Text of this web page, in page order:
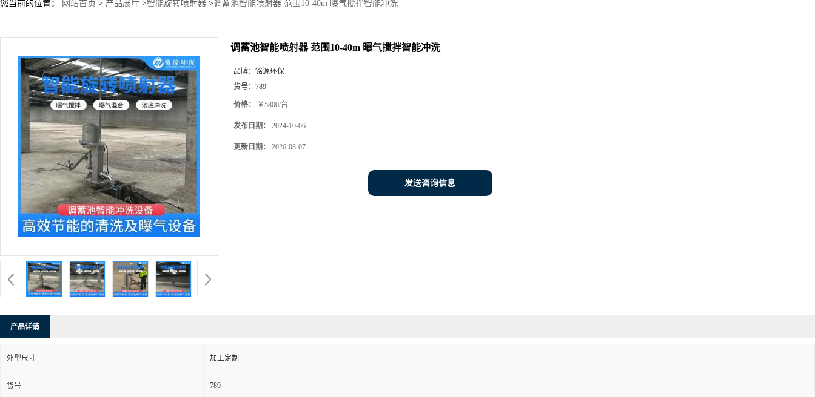
您当前的位置： 网站首页 > 产品展厅 >智能旋转喷射器 >调蓄池智能喷射器 范围10-40m 曝气搅拌智能冲洗
调蓄池智能喷射器 范围10-40m 曝气搅拌智能冲洗
品牌： 铭源环保
货号： 789
价格： ￥5800/台
发布日期： 2024-10-06
更新日期： 2026-08-07
发送咨询信息
产品详请
外型尺寸 加工定制
货号 789